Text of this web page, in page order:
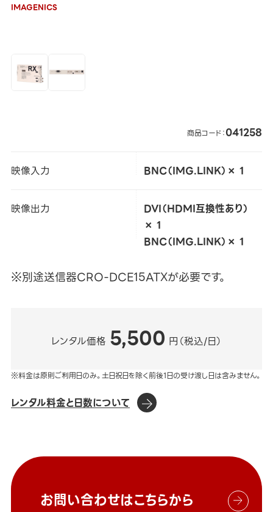
IMAGENICS
商品コード：041258
映像入力 BNC（IMG.LINK）× 1
映像出力
DVI（HDMI互換性あり）
× 1
BNC（IMG.LINK）× 1
※別途送信器CRO-DCE15ATXが必要です。
レンタル価格 5,500 円（税込/日）
※料金は原則ご利用日のみ。土日祝日を除く前後1日の受け渡し日は含みません。
レンタル料金と日数について
お問い合わせはこちらから